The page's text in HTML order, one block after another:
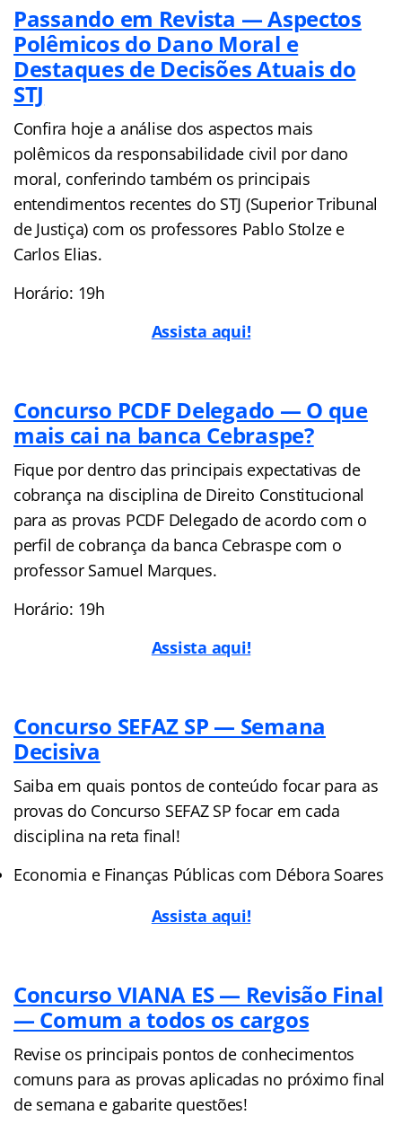
Passando em Revista — Aspectos
Polêmicos do Dano Moral e
Destaques de Decisões Atuais do
STJ
Confira hoje a análise dos aspectos mais
polêmicos da responsabilidade civil por dano
moral, conferindo também os principais
entendimentos recentes do STJ (Superior Tribunal
de Justiça) com os professores Pablo Stolze e
Carlos Elias.
Horário: 19h
Assista aqui!
Concurso PCDF Delegado — O que
mais cai na banca Cebraspe?
Fique por dentro das principais expectativas de
cobrança na disciplina de Direito Constitucional
para as provas PCDF Delegado de acordo com o
perfil de cobrança da banca Cebraspe com o
professor Samuel Marques.
Horário: 19h
Assista aqui!
Concurso SEFAZ SP — Semana
Decisiva
Saiba em quais pontos de conteúdo focar para as
provas do Concurso SEFAZ SP focar em cada
disciplina na reta final!
Economia e Finanças Públicas com Débora Soares
Assista aqui!
Concurso VIANA ES — Revisão Final
— Comum a todos os cargos
Revise os principais pontos de conhecimentos
comuns para as provas aplicadas no próximo final
de semana e gabarite questões!